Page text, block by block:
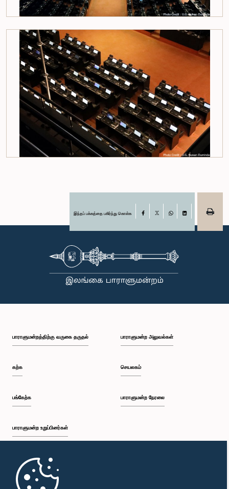
இந்தப் பக்கத்தை பகிர்ந்து கொள்க Facebook
பாராளுமன்றத்திற்கு வருகை தருதல்
கற்க
பங்கேற்க
பாராளுமன்ற உறுப்பினர்கள்
முதற்பக்கம்
பாராளுமன்ற அலுவல்கள்
செயலகம்
பாராளுமன்ற நேரலை